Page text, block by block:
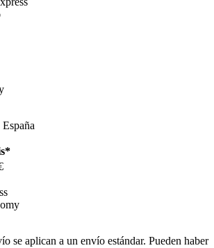
se aplican a un envío estándar. Pueden haber